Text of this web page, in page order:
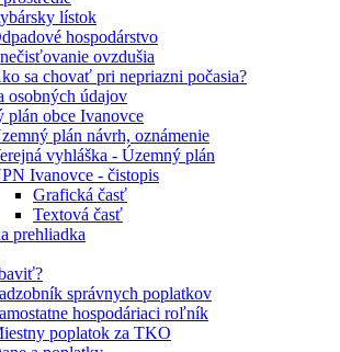
lístok
hospodárstvo
ovzdušia
sa chovať pri nepriazni počasia?
osobných údajov
plán obce Ivanovce
plán návrh, oznámenie
vyhláška - Územný plán
Ivanovce - čistopis
Grafická časť
Textová časť
prehliadka
správnych poplatkov
hospodáriaci roľník
poplatok za TKO